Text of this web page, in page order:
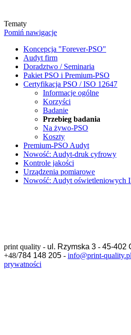
Tematy
Pomiń nawigacje
Koncepcja "Forever-PSO"
Audyt firm
Doradztwo / Seminaria
Pakiet PSO i Premium-PSO
Certyfikacja PSO / ISO 12647
Informacje ogólne
Korzyści
Badanie
Przebieg badania
Na żywo-PSO
Koszty
Premium-PSO Audyt
Nowość: Audyt-druk cyfrowy
Kontrole jakości
Urządzenia pomiarowe
Nowość: Audyt oświetleniowych
print quality - ul. Rzymska 3 - 45-402
+48/784 148 205 - info@print-quality.pl
prywatności